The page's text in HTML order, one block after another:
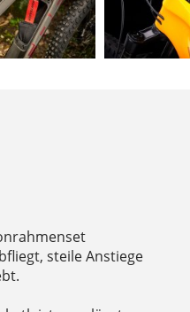
steile Anstiege